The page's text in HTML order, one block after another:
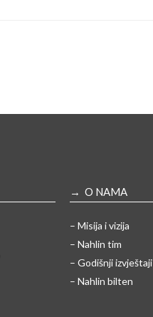
→ O NAMA
– Misija i vizija
– Nahlin tim
– Godišnji izvještaji
– Nahlin bilten